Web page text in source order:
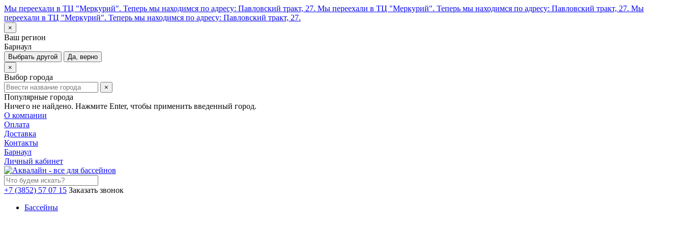
Мы переехали в ТЦ "Меркурий". Теперь мы находимся по адресу: Павловский тракт, 27. Мы переехали в ТЦ "Меркурий". Теперь мы находимся по адресу: Павловский тракт, 27. Мы
переехали в ТЦ "Меркурий". Теперь мы находимся по адресу: Павловский тракт, 27.
×
Ваш регион
Барнаул
Выбрать другой
Да, верно
×
Выбор города
×
Популярные города
Ничего не найдено. Нажмите Enter, чтобы применить введенный город.
О компании
Оплата
Доставка
Контакты
Барнаул
Личный кабинет
+7 (3852) 57 07 15 Заказать звонок
Бассейны